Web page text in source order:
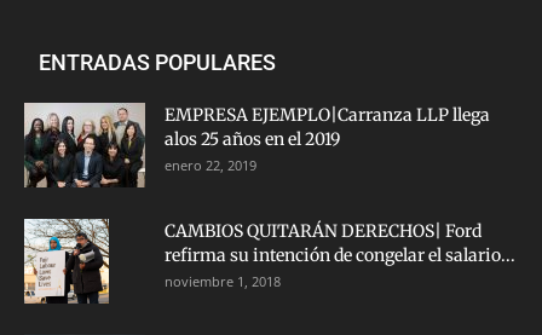
ENTRADAS POPULARES
EMPRESA EJEMPLO|Carranza LLP llega
alos 25 años en el 2019
enero 22, 2019
CAMBIOS QUITARÁN DERECHOS| Ford
refirma su intención de congelar el salario...
noviembre 1, 2018